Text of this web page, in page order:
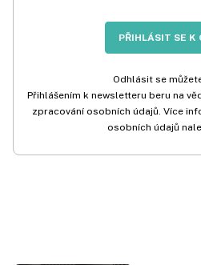
PŘIHLÁSIT SE K
Odhlásit se
Přihlášením k newsletteru beru na
zpracování osobních údajů. Více
osobních údajů